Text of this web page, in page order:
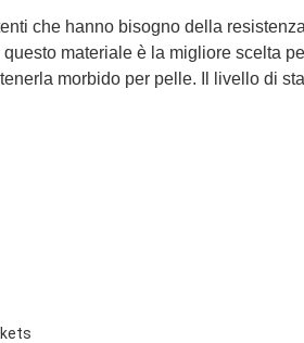
che hanno bisogno della
materiale è la migliore scelta
morbido per pelle. Il livello di